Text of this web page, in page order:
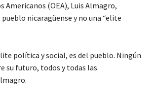
Americanos (OEA), Luis Almagro,
nicaragüense y no una “elite
política y social, es del pueblo. Ningún
su futuro, todos y todas las